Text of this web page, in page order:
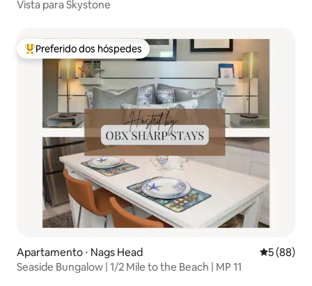
Vista para Skystone
Entre os melhores preferidos dos hóspedes
Preferido dos hóspedes
Apartamento ⋅ Nags Head 5 de uma
5 (88)
Seaside Bungalow | 1/2 Mile to the Beach | MP 11